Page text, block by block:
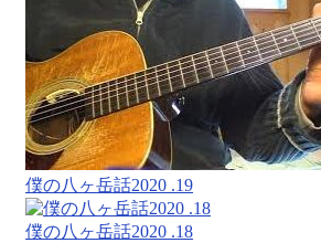
僕の八ヶ岳話2020 .19
僕の八ヶ岳話2020 .18